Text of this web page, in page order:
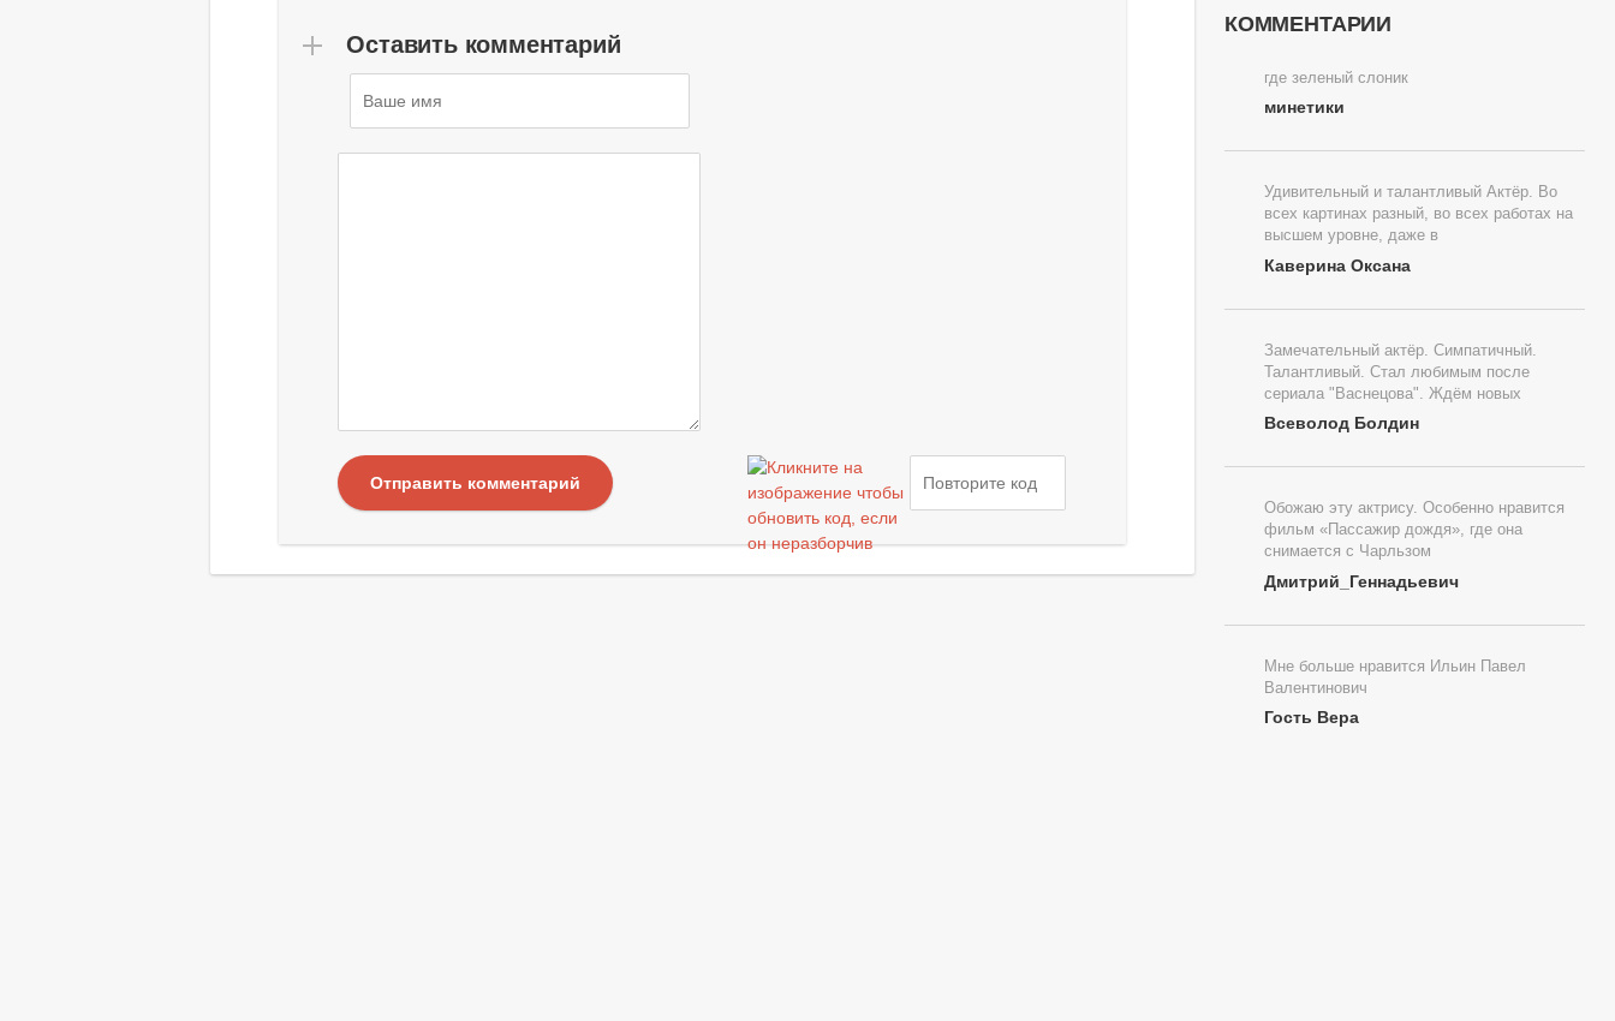
Оставить комментарий
Отправить комментарий
КОММЕНТАРИИ
где зеленый слоник
минетики
Удивительный и талантливый Актёр. Во
всех картинах разный, во всех работах на
высшем уровне, даже в
Каверина Оксана
Замечательный актёр. Симпатичный.
Талантливый. Стал любимым после
сериала "Васнецова". Ждём новых
Всеволод Болдин
Обожаю эту актрису. Особенно нравится
фильм «Пассажир дождя», где она
снимается с Чарльзом
Дмитрий_Геннадьевич
Мне больше нравится Ильин Павел
Валентинович
Гость Вера